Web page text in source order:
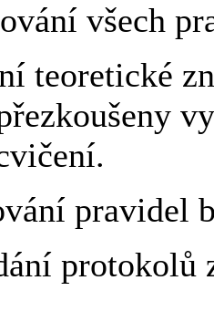
všech
pravidel
protokolů